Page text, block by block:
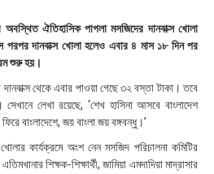
২
০
২
২
০
৫
৬
অবস্থিত ঐতিহাসিক পাগলা মসজিদের দানবাক্স খোলা
পরপর দানবাক্স খোলা হলেও এবার ৪ মাস ১৮ দিন পর
শুরু হয়।
থেকে এবার পাওয়া গেছে ৩২ বস্তা টাকা। তবে
লেখা রয়েছে, ‘শেখ হাসিনা আসবে বাংলাদেশ
বাংলাদেশে, জয় বাংলা জয় বঙ্গবন্ধু।’
কার্যক্রমে অংশ নেন মসজিদ পরিচালনা কমিটির
শিক্ষক-শিক্ষার্থী, জামিয়া এমদাদিয়া মাদ্রাসার